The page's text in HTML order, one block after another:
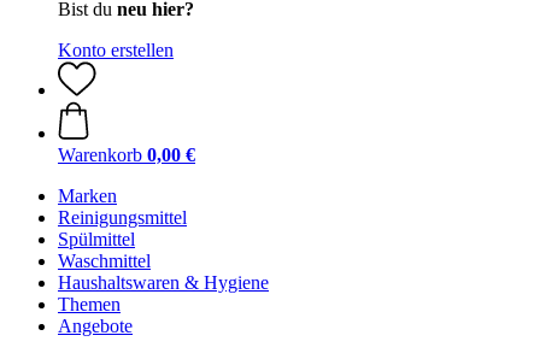
Bist du neu hier?
Konto erstellen
Warenkorb 0,00 €
Marken
Reinigungsmittel
Spülmittel
Waschmittel
Haushaltswaren & Hygiene
Themen
Angebote